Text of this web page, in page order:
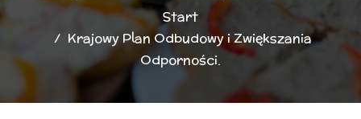
Start
Krajowy Plan Odbudowy i Zwiększania
Odporności.